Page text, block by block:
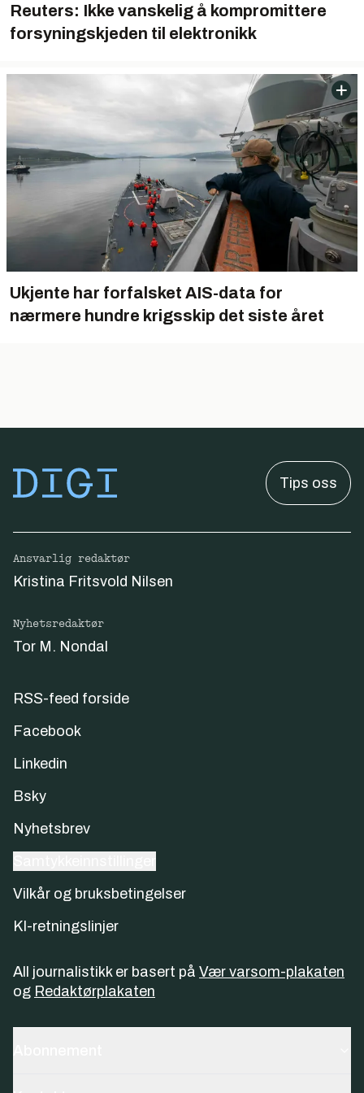
Reuters: Ikke vanskelig å kompromittere
forsyningskjeden til elektronikk
Ukjente har forfalsket AIS-data for
nærmere hundre krigsskip det siste året
Tips oss
Ansvarlig redaktør
Kristina Fritsvold Nilsen
Nyhetsredaktør
Tor M. Nondal
RSS-feed forside
Facebook
Linkedin
Bsky
Nyhetsbrev
Vilkår og bruksbetingelser
KI-retningslinjer
All journalistikk er basert på Vær varsom-plakaten
og Redaktørplakaten